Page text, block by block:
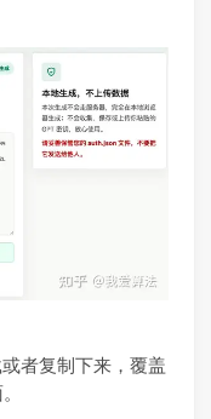
者复制下来，覆盖